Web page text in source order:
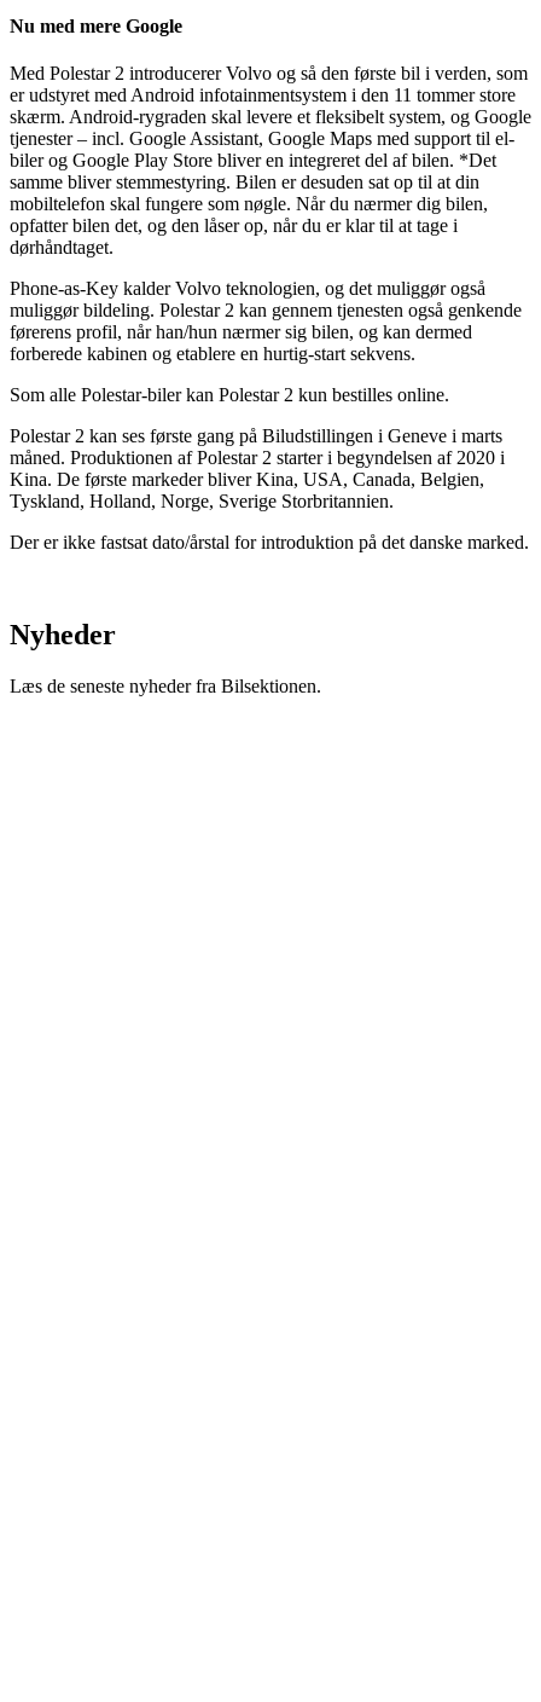
Nu med mere Google
Med Polestar 2 introducerer Volvo og så den første bil i verden, som
er udstyret med Android infotainmentsystem i den 11 tommer store
skærm. Android-rygraden skal levere et fleksibelt system, og Google
tjenester – incl. Google Assistant, Google Maps med support til el-
biler og Google Play Store bliver en integreret del af bilen. *Det
samme bliver stemmestyring. Bilen er desuden sat op til at din
mobiltelefon skal fungere som nøgle. Når du nærmer dig bilen,
opfatter bilen det, og den låser op, når du er klar til at tage i
dørhåndtaget.
Phone-as-Key kalder Volvo teknologien, og det muliggør også
muliggør bildeling. Polestar 2 kan gennem tjenesten også genkende
førerens profil, når han/hun nærmer sig bilen, og kan dermed
forberede kabinen og etablere en hurtig-start sekvens.
Som alle Polestar-biler kan Polestar 2 kun bestilles online.
Polestar 2 kan ses første gang på Biludstillingen i Geneve i marts
måned. Produktionen af Polestar 2 starter i begyndelsen af 2020 i
Kina. De første markeder bliver Kina, USA, Canada, Belgien,
Tyskland, Holland, Norge, Sverige Storbritannien.
Der er ikke fastsat dato/årstal for introduktion på det danske marked.
Nyheder
Læs de seneste nyheder fra Bilsektionen.